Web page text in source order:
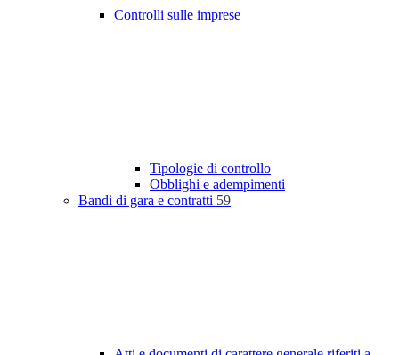
Controlli sulle imprese
Tipologie di controllo
Obblighi e adempimenti
Bandi di gara e contratti 59